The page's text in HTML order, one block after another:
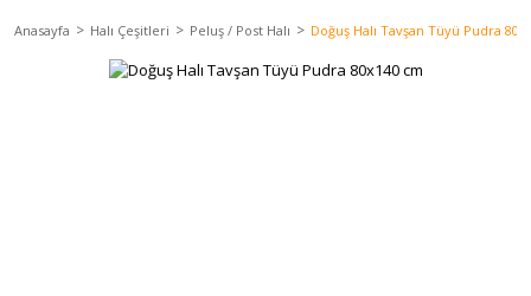
Anasayfa Halı Çeşitleri Peluş / Post Halı Doğuş Halı Tavşan Tüyü Pudra